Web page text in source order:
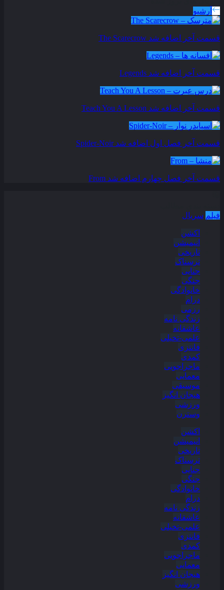
آرشیو
قسمت آخر اضافه شد The Scarecrow
قسمت آخر اضافه شد Legends
قسمت آخر اضافه شد Teach You A Lesson
قسمت آخر فصل اول اضافه شد Spider-Noir
قسمت آخر فصل چهارم اضافه شد From
فیلم سریال
اکشن
انیمیشن
تاریخی
ترسناک
جنایی
جنگی
خانوادگی
درام
رزمی
زندگی نامه
عاشقانه
علمی-تخیلی
فانتزی
کمدی
ماجراجویی
معمایی
موسیقی
هیجان انگیز
ورزشی
وسترن
اکشن
انیمیشن
تاریخی
ترسناک
جنایی
جنگی
خانوادگی
درام
زندگی نامه
عاشقانه
علمی-تخیلی
فانتزی
کمدی
ماجراجویی
معمایی
هیجان انگیز
ورزشی